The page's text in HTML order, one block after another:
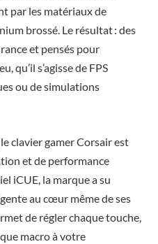
par les matériaux de
brossé. Le résultat : des
et pensés pour
qu’il s’agisse de FPS
ou de simulations
clavier gamer Corsair est
et de performance
iCUE, la marque a su
au cœur même de ses
de régler chaque touche,
macro à votre